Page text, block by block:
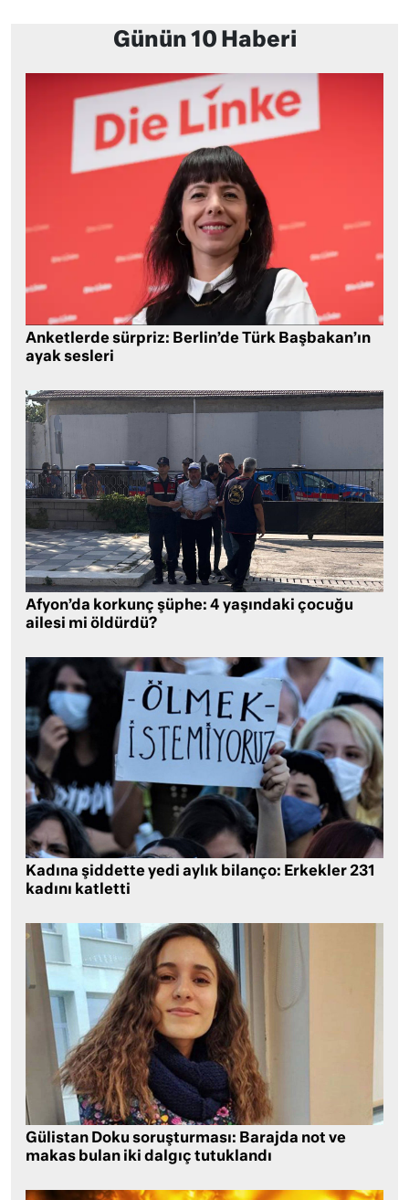
Günün 10 Haberi
Anketlerde sürpriz: Berlin’de Türk Başbakan’ın
ayak sesleri
Afyon’da korkunç şüphe: 4 yaşındaki çocuğu
ailesi mi öldürdü?
Kadına şiddette yedi aylık bilanço: Erkekler 231
kadını katletti
Gülistan Doku soruşturması: Barajda not ve
makas bulan iki dalgıç tutuklandı